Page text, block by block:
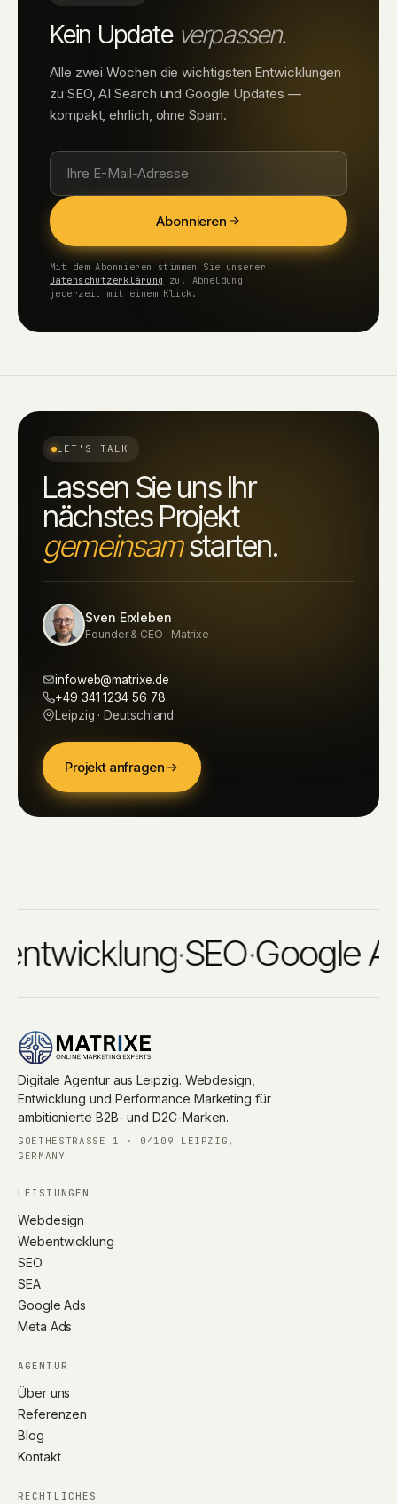
Kein Update verpassen.
Alle zwei Wochen die wichtigsten Entwicklungen
zu SEO, AI Search und Google Updates —
kompakt, ehrlich, ohne Spam.
Abonnieren
Mit dem Abonnieren stimmen Sie unserer
Datenschutzerklärung
zu. Abmeldung
jederzeit mit einem Klick.
LET'S TALK
Lassen Sie uns Ihr
nächstes Projekt
gemeinsamstarten.
Sven Erxleben
Founder & CEO · Matrixe
infoweb@matrixe.de
+49 341 1234 56 78
Leipzig · Deutschland
Projekt anfragen
·SEO·Google Ads
Digitale Agentur aus Leipzig. Webdesign,
Entwicklung und Performance Marketing für
ambitionierte B2B- und D2C-Marken.
GOETHESTRASSE 1 · 04109 LEIPZIG, G
ERMANY
LEISTUNGEN
Webdesign
Webentwicklung
SEO
SEA
Google Ads
Meta Ads
AGENTUR
Über uns
Referenzen
Blog
Kontakt
RECHTLICHES